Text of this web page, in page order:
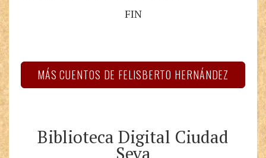
FIN
MÁS CUENTOS DE FELISBERTO HERNÁNDEZ
Biblioteca Digital Ciudad
Seva